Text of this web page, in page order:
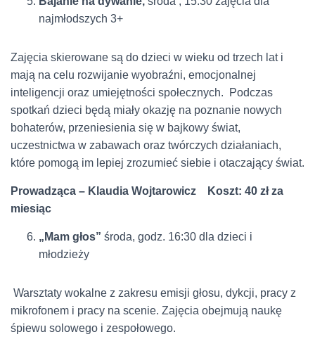
najmłodszych 3+
Zajęcia skierowane są do dzieci w wieku od trzech lat i
mają na celu rozwijanie wyobraźni, emocjonalnej
inteligencji oraz umiejętności społecznych. Podczas
spotkań dzieci będą miały okazję na poznanie nowych
bohaterów, przeniesienia się w bajkowy świat,
uczestnictwa w zabawach oraz twórczych działaniach,
które pomogą im lepiej zrozumieć siebie i otaczający świat.
Prowadząca – Klaudia Wojtarowicz Koszt: 40 zł za
miesiąc
„Mam głos” środa, godz. 16:30 dla dzieci i
młodzieży
Warsztaty wokalne z zakresu emisji głosu, dykcji, pracy z
mikrofonem i pracy na scenie. Zajęcia obejmują naukę
śpiewu solowego i zespołowego.